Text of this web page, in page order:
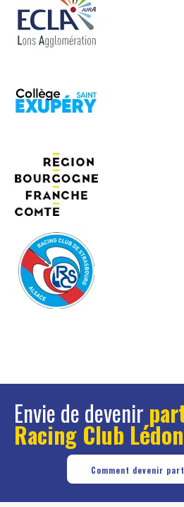
Envie de devenir
Racing Club
Comment devenir